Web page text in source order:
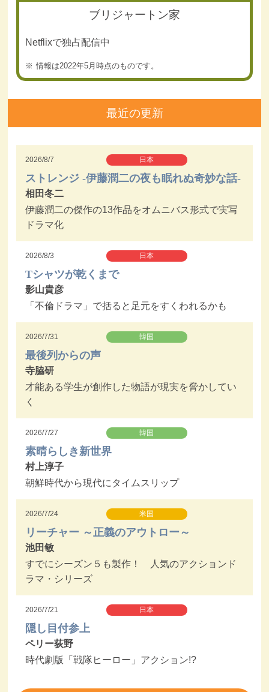
ブリジャートン家
Netflixで独占配信中
情報は2022年5月時点のものです。
最近の更新
2026/8/7 日本
ストレンジ -伊藤潤二の夜も眠れぬ奇妙な話-
相田冬二
伊藤潤二の傑作の13作品をオムニバス形式で実写
ドラマ化
2026/8/3 日本
Tシャツが乾くまで
影山貴彦
「不倫ドラマ」で括ると足元をすくわれるかも
2026/7/31 韓国
最後列からの声
寺脇研
才能ある学生が創作した物語が現実を脅かしてい
く
2026/7/27 韓国
素晴らしき新世界
村上淳子
朝鮮時代から現代にタイムスリップ
2026/7/24 米国
リーチャー ～正義のアウトロー～
池田敏
すでにシーズン５も製作！ 人気のアクションド
ラマ・シリーズ
2026/7/21 日本
隠し目付参上
ペリー荻野
時代劇版「戦隊ヒーロー」アクション!?